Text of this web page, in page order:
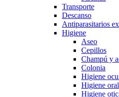
Transporte
Descanso
Antiparasitarios
Higiene
Aseo
Cepillos
Champú y
Colonia
Higiene
Higiene oral
Higiene